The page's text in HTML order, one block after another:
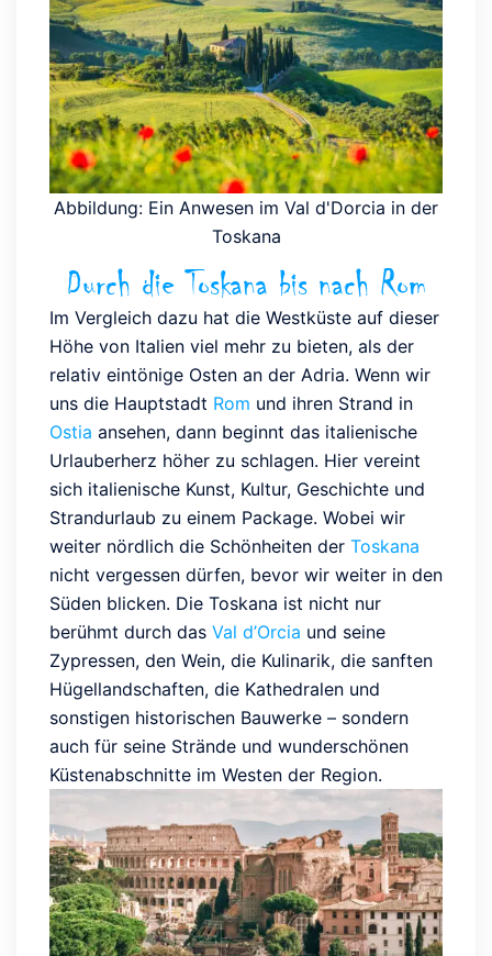
Abbildung: Ein Anwesen im Val d'Dorcia in der
Toskana
Durch die Toskana bis nach Rom
Im Vergleich dazu hat die Westküste auf dieser
Höhe von Italien viel mehr zu bieten, als der
relativ eintönige Osten an der Adria. Wenn wir
uns die Hauptstadt Rom und ihren Strand in
Ostia ansehen, dann beginnt das italienische
Urlauberherz höher zu schlagen. Hier vereint
sich italienische Kunst, Kultur, Geschichte und
Strandurlaub zu einem Package. Wobei wir
weiter nördlich die Schönheiten der Toskana
nicht vergessen dürfen, bevor wir weiter in den
Süden blicken. Die Toskana ist nicht nur
berühmt durch das Val d’Orcia und seine
Zypressen, den Wein, die Kulinarik, die sanften
Hügellandschaften, die Kathedralen und
sonstigen historischen Bauwerke – sondern
auch für seine Strände und wunderschönen
Küstenabschnitte im Westen der Region.